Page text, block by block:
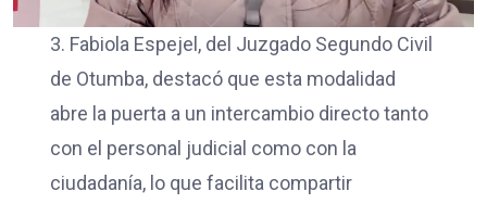
3. Fabiola Espejel, del Juzgado Segundo Civil
de Otumba, destacó que esta modalidad
abre la puerta a un intercambio directo tanto
con el personal judicial como con la
ciudadanía, lo que facilita compartir